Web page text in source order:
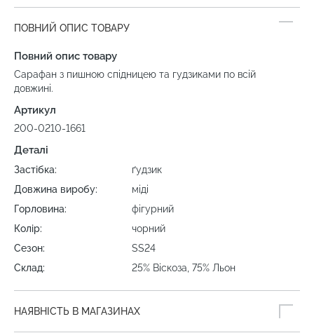
ПОВНИЙ ОПИС ТОВАРУ
Повний опис товару
Сарафан з пишною спідницею та гудзиками по всій
довжині.
Артикул
200-0210-1661
Деталі
Застібка:
ґудзик
Довжина виробу:
міді
Горловина:
фігурний
Колір:
чорний
Сезон:
SS24
Склад:
25% Віскоза, 75% Льон
НАЯВНІСТЬ В МАГАЗИНАХ